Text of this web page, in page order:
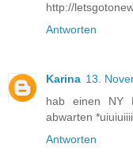
http://
Antworten
Karina 13.
hab einen NY
abwarten
Antworten